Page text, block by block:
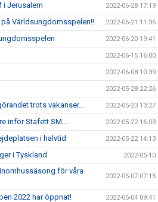
i Jerusalem 2022-06-28 17:19
Världsungdomsspelen!! 2022-06-21 11:35
2022-06-20 19:41
2022-06-15 16:00
2022-06-08 10:39
2022-05-28 22:26
trots vakanser... 2022-05-23 13:27
inför Stafett SM... 2022-05-22 16:03
i halvtid 2022-05-22 14:13
i Tyskland 2022-05-10
för våra
2022-05-07 07:15
2022 har öppnat! 2022-05-04 09:41